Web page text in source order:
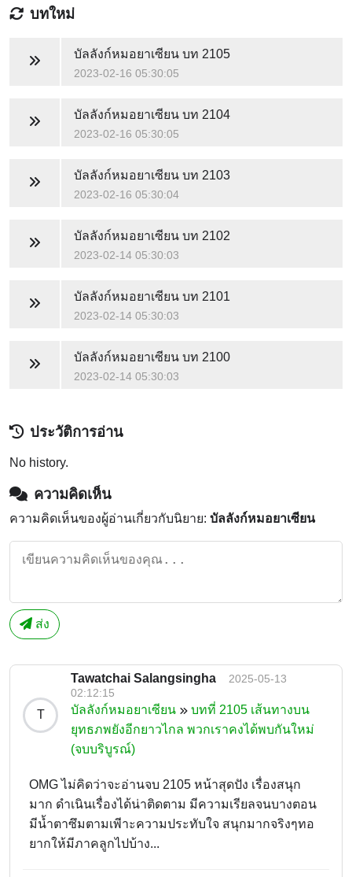
บทใหม่
บัลลังก์หมอยาเซียนบท 2105
2023-02-16 05:30:05
บัลลังก์หมอยาเซียนบท 2104
2023-02-16 05:30:05
บัลลังก์หมอยาเซียนบท 2103
2023-02-16 05:30:04
บัลลังก์หมอยาเซียนบท 2102
2023-02-14 05:30:03
บัลลังก์หมอยาเซียนบท 2101
2023-02-14 05:30:03
บัลลังก์หมอยาเซียนบท 2100
2023-02-14 05:30:03
ประวัติการอ่าน
No history.
ความคิดเห็น
ความคิดเห็นของผู้อ่านเกี่ยวกับนิยาย: บัลลังก์หมอยาเซียน
ส่ง
T
Tawatchai Salangsingha
2025-05-13
02:12:15
บัลลังก์หมอยาเซียน
บทที่ 2105 เส้นทางบน
ยุทธภพยังอีกยาวไกล พวกเราคงได้พบกันใหม่
(จบบริบูรณ์)
OMG ไม่คิดว่าจะอ่านจบ 2105 หน้าสุดปัง เรื่องสนุก
มาก ดำเนินเรื่องได้น่าติดตาม มีความเรียลจนบางตอน
มีน้ำตาซึมตามเพีาะความประทับใจ สนุกมากจริงๆทอ
ยากให้มีภาคลูกไปบ้าง...